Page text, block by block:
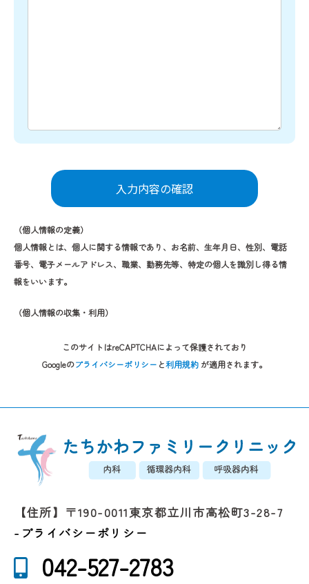
（個人情報の定義）
個人情報とは、個人に関する情報であり、お名前、生年月日、性別、電話
番号、電子メールアドレス、職業、勤務先等、特定の個人を識別し得る情
報をいいます。
（個人情報の収集・利用）
利用いたします。
当院による個人情報の収集・利用は、お客様の自発的な提供によるもので
・業務遂行上で必要となる当サイトからの問い合わせ、確認、およびサー
ビス向上のための意見収集
・各種のお問い合わせ対応
当院は、法令に基づく場合等正当な理由によらない限り、事前に本人の同
意を得ることなく、個人情報を第三者に開示・提供することはありませ
（（委託先の監督）
このサイトはreCAPTCHAによって保護されており
Googleのプライバシーポリシー と利用規約 が適用されます。
【住所】〒190-0011東京都立川市高松町3-28-7
-プライバシーポリシー
042-527-2783